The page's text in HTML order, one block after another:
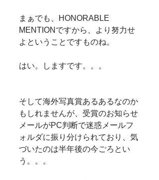
まぁでも、HONORABLE
MENTIONですから、より努力せ
よということですものね。
はい。しますです。。。
そして海外写真賞あるあるなのか
もしれませんが、受賞のお知らせ
メールがPC判断で迷惑メールフ
ォルダに振り分けられており、気
づいたのは半年後の今ごろとい
う。。。